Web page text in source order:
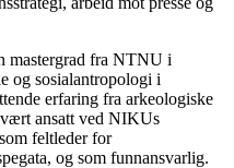
mastergrad fra NTNU i
og sosialantropologi i
erfaring fra arkeologiske
ansatt ved NIKUs
feltleder for
og som funnansvarlig.